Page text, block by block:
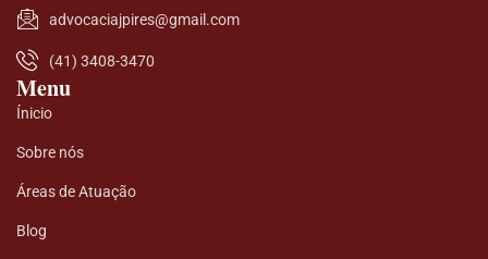
advocaciajpires@gmail.com
(41) 3408-3470
Menu
Ínicio
Sobre nós
Áreas de Atuação
Blog